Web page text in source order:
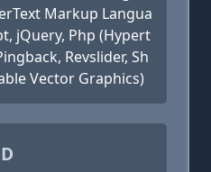
Markup Langua
jQuery, Php (Hypert
Revslider, Sh
Vector Graphics)